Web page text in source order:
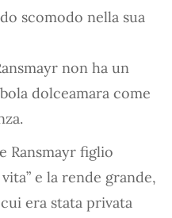
scomodo nella sua
non ha un
dolceamara come
Ransmayr figlio
e la rende grande,
era stata privata